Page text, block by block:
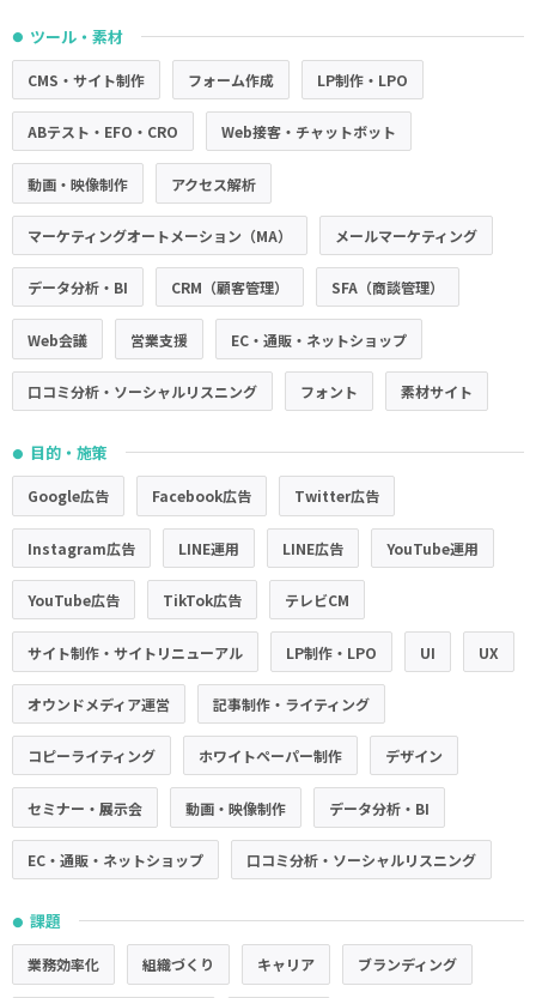
● ツール・素材
CMS・サイト制作 フォーム作成 LP制作・LPO
ABテスト・EFO・CRO Web接客・チャットボット
動画・映像制作 アクセス解析
マーケティングオートメーション（MA） メールマーケティング
データ分析・BI CRM（顧客管理） SFA（商談管理）
Web会議 営業支援 EC・通販・ネットショップ
口コミ分析・ソーシャルリスニング フォント 素材サイト
● 目的・施策
Google広告 Facebook広告 Twitter広告
Instagram広告 LINE運用 LINE広告 YouTube運用
YouTube広告 TikTok広告 テレビCM
サイト制作・サイトリニューアル LP制作・LPO UI UX
オウンドメディア運営 記事制作・ライティング
コピーライティング ホワイトペーパー制作 デザイン
セミナー・展示会 動画・映像制作 データ分析・BI
EC・通販・ネットショップ 口コミ分析・ソーシャルリスニング
● 課題
業務効率化 組織づくり キャリア ブランディング